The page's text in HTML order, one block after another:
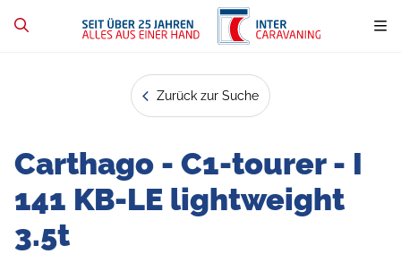
Zurück zur Suche
Carthago - C1-tourer - I
141 KB-LE lightweight
3.5t